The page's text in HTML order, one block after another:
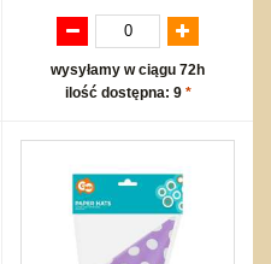
wysyłamy w ciągu 72h
ilość dostępna: 9 *